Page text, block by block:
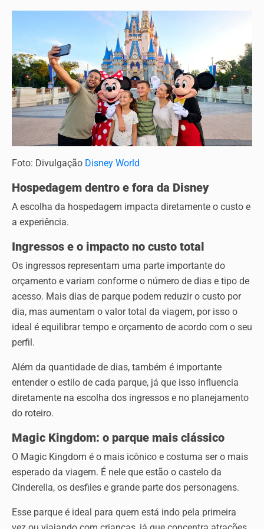
Foto: Divulgação Disney World
Hospedagem dentro e fora da Disney
A escolha da hospedagem impacta diretamente o custo e
a experiência.
Ingressos e o impacto no custo total
Os ingressos representam uma parte importante do
orçamento e variam conforme o número de dias e tipo de
acesso. Mais dias de parque podem reduzir o custo por
dia, mas aumentam o valor total da viagem, por isso o
ideal é equilibrar tempo e orçamento de acordo com o seu
perfil.
Além da quantidade de dias, também é importante
entender o estilo de cada parque, já que isso influencia
diretamente na escolha dos ingressos e no planejamento
do roteiro.
Magic Kingdom: o parque mais clássico
O Magic Kingdom é o mais icônico e costuma ser o mais
esperado da viagem. É nele que estão o castelo da
Cinderella, os desfiles e grande parte dos personagens.
Esse parque é ideal para quem está indo pela primeira